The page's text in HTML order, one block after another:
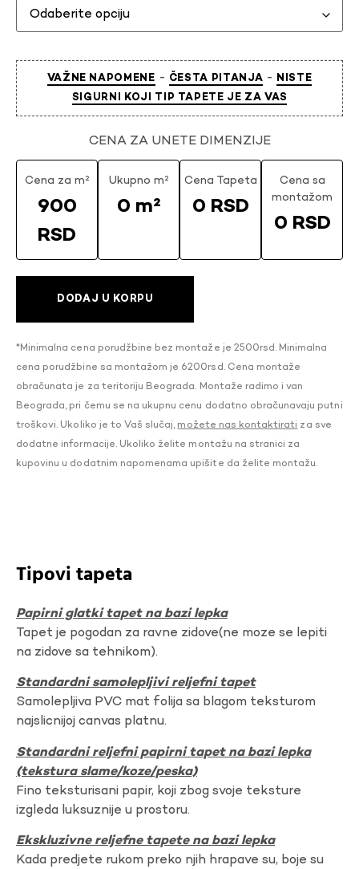
VAŽNE NAPOMENE - ČESTA PITANJA - NISTE
SIGURNI KOJI TIP TAPETE JE ZA VAS
CENA ZA UNETE DIMENZIJE
Cena za m²
900
RSD
Ukupno m²
0 m²
Cena Tapeta
0 RSD
Cena sa
montažom
0 RSD
DODAJ U KORPU
*Minimalna cena porudžbine bez montaže je 2500rsd. Minimalna
cena porudžbine sa montažom je 6200rsd. Cena montaže
obračunata je za teritoriju Beograda. Montaže radimo i van
Beograda, pri čemu se na ukupnu cenu dodatno obračunavaju putni
troškovi. Ukoliko je to Vaš slučaj, možete nas kontaktirati za sve
dodatne informacije. Ukoliko želite montažu na stranici za
kupovinu u dodatnim napomenama upišite da želite montažu.
Tipovi tapeta
Papirni glatki tapet na bazi lepka
Tapet je pogodan za ravne zidove(ne moze se lepiti
na zidove sa tehnikom).
Standardni samolepljivi reljefni tapet
Samolepljiva PVC mat folija sa blagom teksturom
najslicnijoj canvas platnu.
Standardni reljefni papirni tapet na bazi lepka
(tekstura slame/koze/peska)
Fino teksturisani papir, koji zbog svoje teksture
izgleda luksuznije u prostoru.
Ekskluzivne reljefne tapete na bazi lepka
Kada predjete rukom preko njih hrapave su, boje su